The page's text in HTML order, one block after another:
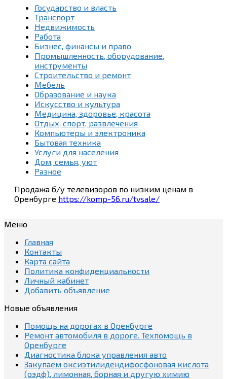
Государство и власть
Транспорт
Недвижимость
Работа
Бизнес, финансы и право
Промышленность, оборудование,
инструменты
Строительство и ремонт
Мебель
Образование и наука
Искусство и культура
Медицина, здоровье, красота
Отдых, спорт, развлечения
Компьютеры и электроника
Бытовая техника
Услуги для населения
Дом, семья, уют
Разное
Продажа б/у телевизоров по низким ценам в
Оренбурге https://komp-56.ru/tvsale/
Меню
Главная
Контакты
Карта сайта
Политика конфиденциальности
Личный кабинет
Добавить объявление
Новые объявления
Помощь на дорогах в Оренбурге
Ремонт автомобиля в дороге. Техпомощь в
Оренбурге
Диагностика блока управления авто
Закупаем оксиэтилидендифосфоновая кислота
(оэдф), лимонная, борная и другую химию